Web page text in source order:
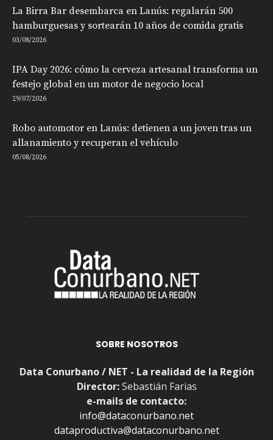
La Birra Bar desembarca en Lanús: regalarán 500
hamburguesas y sortearán 10 años de comida gratis
03/08/2026
IPA Day 2026: cómo la cerveza artesanal transforma un
festejo global en un motor de negocio local
29/07/2026
Robo automotor en Lanús: detienen a un joven tras un
allanamiento y recuperan el vehículo
05/08/2026
SOBRE NOSOTROS
Data Conurbano / NET - La realidad de la Región
Director:Sebastián Farias
e-mails de contacto:
info@dataconurbano.net
dataproductiva@dataconurbano.net